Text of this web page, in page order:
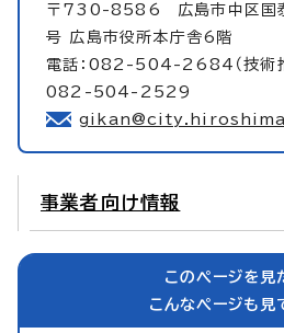
〒730-8586 広島市中区国
号 広島市役所本庁舎6階
電話：082-504-2684（技術
082-504-2529
事業者向け情報
このページを見
こんなページも見